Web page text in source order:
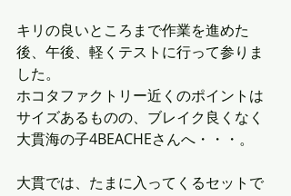
キリの良いところまで作業を進めた
後、午後、軽くテストに行って参りま
した。
ホコタファクトリー近くのポイントは
サイズあるものの、ブレイク良くなく
大貫海の子4BEACHEさんへ・・・。
大貫では、たまに入ってくるセットで